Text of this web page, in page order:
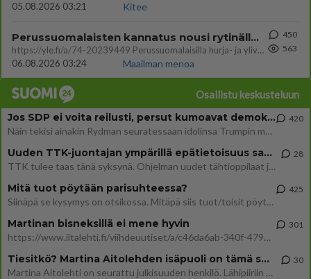
05.08.2026 03:21
Kitee
Perussuomalaisten kannatus nousi rytinällä Ylen tänään julkaisemassa tuoreimmassa gallup-kyselyssä.
https://yle.fi/a/74-20239449 Perussuomalaisilla hurja- ja ylivoimaisesti suurin nousu tässä uudessa Ylen gallupissa. Kyl
06.08.2026 03:24
Maailman menoa
450
563
Osallistu keskusteluun
Jos SDP ei voita reilusti, persut kumoavat demokratian Suomesta
Näin tekisi ainakin Rydman seuratessaan idolinsa Trumpin mallia https://www.is.fi/politiikka/art-2000012187244.html
420
Uuden TTK-juontajan ympärillä epätietoisuus sakenee - Nyt MTV hämmentää soppaa
TTK tulee taas tänä syksynä. Ohjelman uudet tähtioppilaat julkistetaan torstaina 6. elokuuta klo 14 alkavassa lehdistö
28
Mitä tuot pöytään parisuhteessa?
Siinäpä se kysymys on otsikossa. Mitäpä siis tuot/toisit pöytään parisuhteessa? Oletko mies vai nainen? Koetko sen mitä
425
Martinan bisneksillä ei mene hyvin
https://www.iltalehti.fi/viihdeuutiset/a/c46da6ab-340f-4790-aaa7-0865eed2336 Yrityksen konkurssihakemus on tullut kärä
301
Tiesitkö? Martina Aitolehden isäpuoli on tämä suosittu laulaja
Martina Aitolehti on seurattu julkisuuden henkilö. Lähipiiriin mahtuu muitakin tunnettuja henkilöitä. Tiesitkö, että Ma
30